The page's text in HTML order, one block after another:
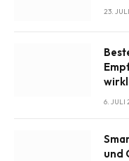
23.
6. JULI
und